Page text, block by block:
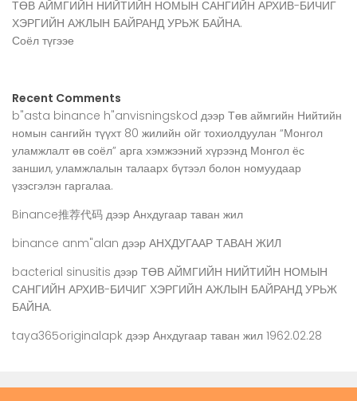
ТӨВ АЙМГИЙН НИЙТИЙН НОМЫН САНГИЙН АРХИВ-БИЧИГ
ХЭРГИЙН АЖЛЫН БАЙРАНД УРЬЖ БАЙНА.
Соёл түгээе
Recent Comments
b"asta binance h"anvisningskod дээр Төв аймгийн Нийтийн
номын сангийн түүхт 80 жилийн ойг тохиолдуулан “Монгол
уламжлалт өв соёл” арга хэмжээний хүрээнд Монгол ёс
заншил, уламжлалын талаарх бүтээл болон номуудаар
үзэсгэлэн гаргалаа.
Binance推荐代码 дээр Анхдугаар таван жил
binance anm"alan дээр АНХДУГААР ТАВАН ЖИЛ
bacterial sinusitis дээр ТӨВ АЙМГИЙН НИЙТИЙН НОМЫН
САНГИЙН АРХИВ-БИЧИГ ХЭРГИЙН АЖЛЫН БАЙРАНД УРЬЖ
БАЙНА.
taya365originalapk дээр Анхдугаар таван жил 1962.02.28